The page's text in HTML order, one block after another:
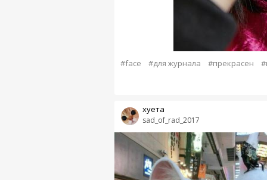
#face #для журнала #прекрасен
sad_of_rad_2017
хуета